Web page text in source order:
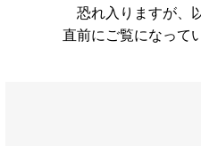
恐れ入りますが、
直前にご覧になって